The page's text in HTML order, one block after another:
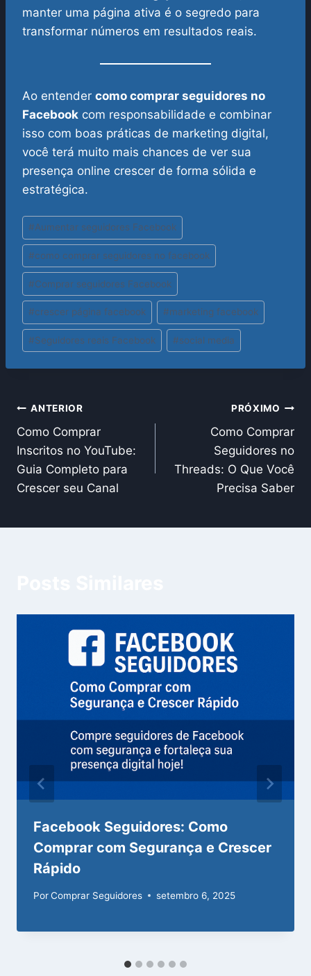
manter uma página ativa é o segredo para
transformar números em resultados reais.
Ao entender como comprar seguidores no
Facebook com responsabilidade e combinar
isso com boas práticas de marketing digital,
você terá muito mais chances de ver sua
presença online crescer de forma sólida e
estratégica.
Tags
do
Post:
#Aumentar seguidores Facebook
#como comprar seguidores no facebook
#Comprar seguidores Facebook
#crescer página facebook #marketing facebook
#Seguidores reais Facebook #social media
Navegação
de
Post
ANTERIOR
Como Comprar
Inscritos no YouTube:
Guia Completo para
Crescer seu Canal
PRÓXIMO
Como Comprar
Seguidores no
Threads: O Que Você
Precisa Saber
Facebook Seguidores: Como
Comprar com Segurança e Crescer
Rápido
PorComprar Seguidores setembro 6, 2025